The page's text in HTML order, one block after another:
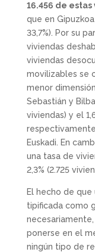
16.456 de
que en
33,7%). Por su
viviendas
viviendas
movilizables se
menor
Sebastián y
viviendas) y el
Euskadi. En
una tasa de
2,3% (2.725
El hecho de
tipificada como
ponerse en el
ningún tipo de